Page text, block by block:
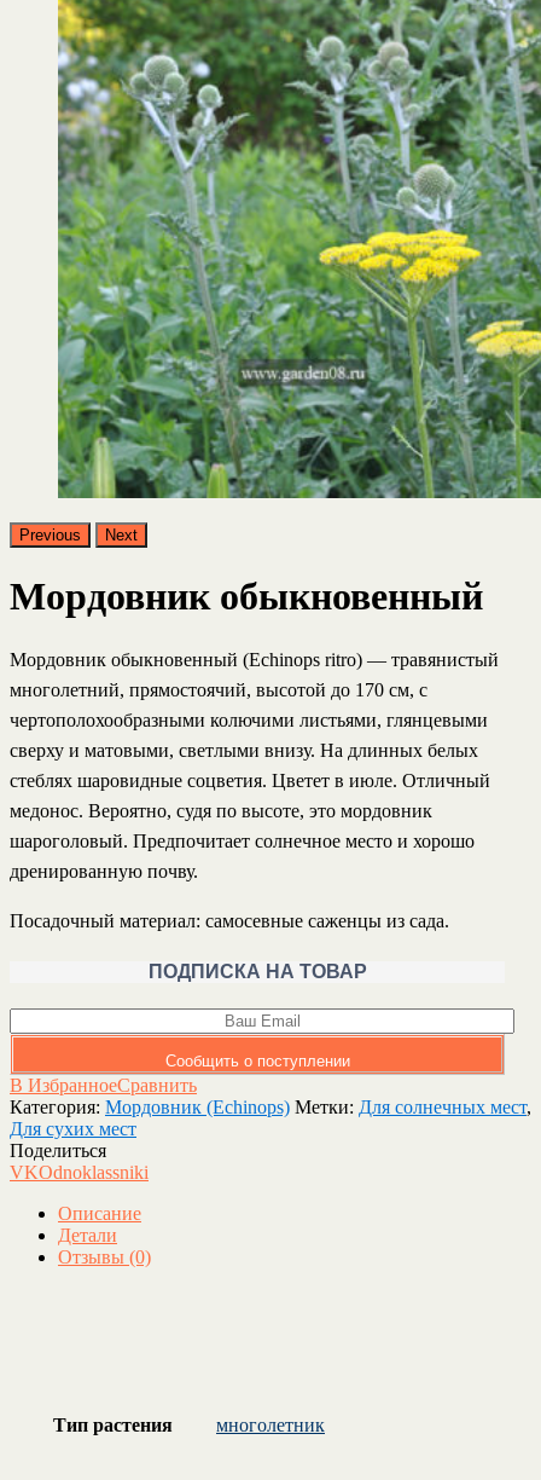
Previous Next
Мордовник обыкновенный
Мордовник обыкновенный (Echinops ritro) — травянистый
многолетний, прямостоячий, высотой до 170 см, с
чертополохообразными колючими листьями, глянцевыми
сверху и матовыми, светлыми внизу. На длинных белых
стеблях шаровидные соцветия. Цветет в июле. Отличный
медонос. Вероятно, судя по высоте, это мордовник
шароголовый. Предпочитает солнечное место и хорошо
дренированную почву.
Посадочный материал: самосевные саженцы из сада.
ПОДПИСКА НА ТОВАР
Сообщить о поступлении
В ИзбранноеСравнить
Категория: Мордовник (Echinops) Метки: Для солнечных мест,
Для сухих мест
Поделиться
VKOdnoklassniki
Описание
Детали
Отзывы (0)
Тип растения многолетник